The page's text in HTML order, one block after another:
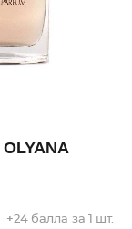
+24 балла за 1 шт.